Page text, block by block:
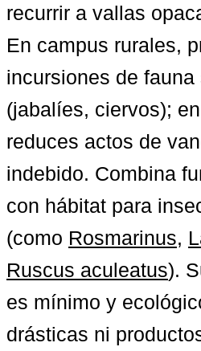
recurrir a vallas
En campus rurales,
incursiones de fauna
(jabalíes, ciervos);
reduces actos de
indebido. Combina
con hábitat para
(como Rosmarinus,
Ruscus aculeatus).
es mínimo y